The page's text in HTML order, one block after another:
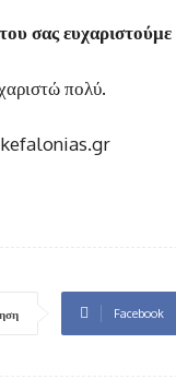
σας ευχαριστούμε
πολύ.
Facebook